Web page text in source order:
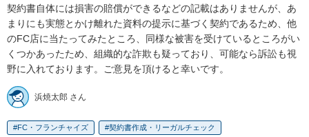
契約書自体には損害の賠償ができるなどの記載はありませんが、あ
まりにも実態とかけ離れた資料の提示に基づく契約であるため、他
のFC店に当たってみたところ、同様な被害を受けているところがい
くつかあったため、組織的な詐欺も疑っており、可能なら訴訟も視
野に入れております。ご意見を頂けると幸いです。
浜焼太郎 さん
FC・フランチャイズ 契約書作成・リーガルチェック